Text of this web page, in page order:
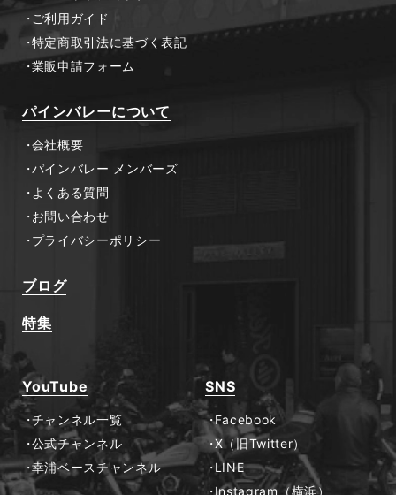
ご利用ガイド
特定商取引法に基づく表記
業販申請フォーム
パインバレーについて
会社概要
パインバレー メンバーズ
よくある質問
お問い合わせ
プライバシーポリシー
ブログ
特集
YouTube
チャンネル一覧
公式チャンネル
幸浦ベースチャンネル
SNS
Facebook
X（旧Twitter）
LINE
Instagram（横浜）